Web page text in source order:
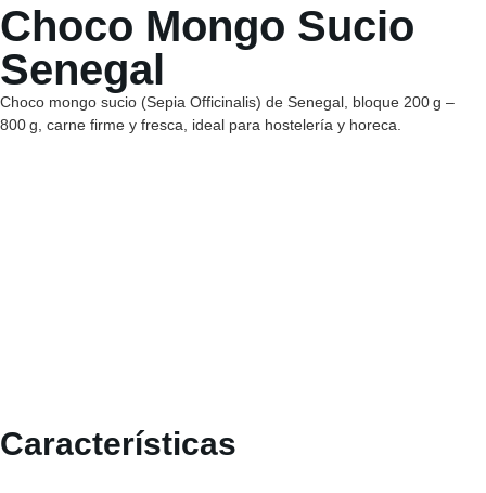
Choco Mongo Sucio
Senegal
Choco mongo sucio (Sepia Officinalis) de Senegal, bloque 200 g –
800 g, carne firme y fresca, ideal para hostelería y horeca.
Características